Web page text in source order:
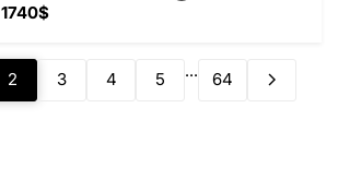
1740$
2 3 4 5 ... 64